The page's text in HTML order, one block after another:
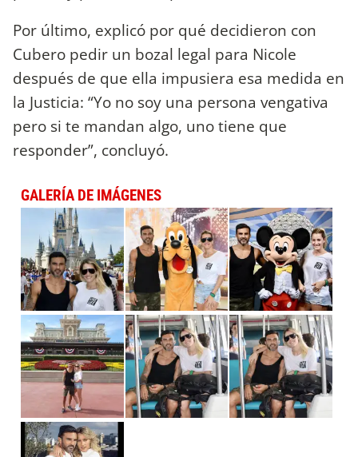
Por último, explicó por qué decidieron con
Cubero pedir un bozal legal para Nicole
después de que ella impusiera esa medida en
la Justicia: “Yo no soy una persona vengativa
pero si te mandan algo, uno tiene que
responder”, concluyó.
GALERÍA DE IMÁGENES